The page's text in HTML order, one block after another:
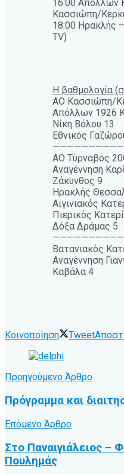
16:00 Απόλλων
Κασσιώπη/
18:00 Ηρακλής
TV)
Η βαθμολογία
ΑΟ Κασσιώπη/
Απόλλων 1926
Νίκη Βόλου 13
Εθνικός
ΑΟ Τύρναβος
Αναγέννηση
Ζάκυνθος 9
Ηρακλής
Αιγινιακός
Πιερικός
Δόξα Δράμας 5
Βατανιακός
Αναγέννηση
Καβάλα 4
Κοινοποίηση Tweet
Προηγούμενο Άρθρο
Πρόγραμμα και
Επόμενο Άρθρο
Στο Παναιγιάλειος –
Πουλημάς